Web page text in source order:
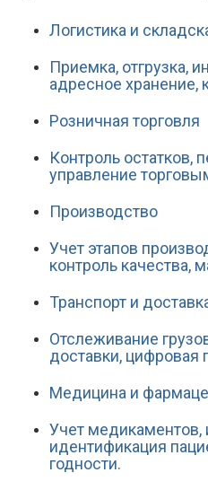
Логистика и
Приемка, отгрузка,
адресное хранение,
Розничная торговля
Контроль остатков,
управление
Производство
Учет этапов
контроль качества,
Транспорт и
Отслеживание
доставки, цифровая
Медицина и
Учет медикаментов,
идентификация
годности.